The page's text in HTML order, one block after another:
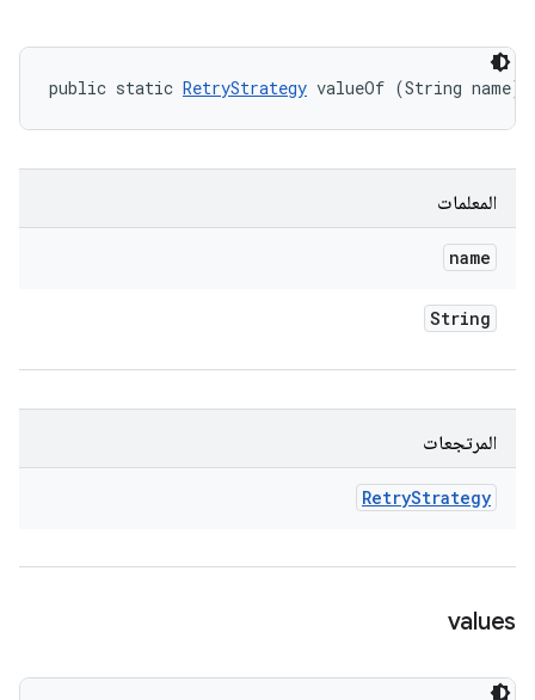
public static RetryStrategy valueOf (String name)
المعلمات
name
String
المرتجعات
RetryStrategy
values